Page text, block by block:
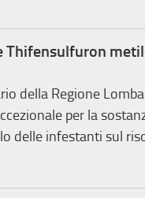
Thifensulfuron
della Regione
per la
delle infestanti sul